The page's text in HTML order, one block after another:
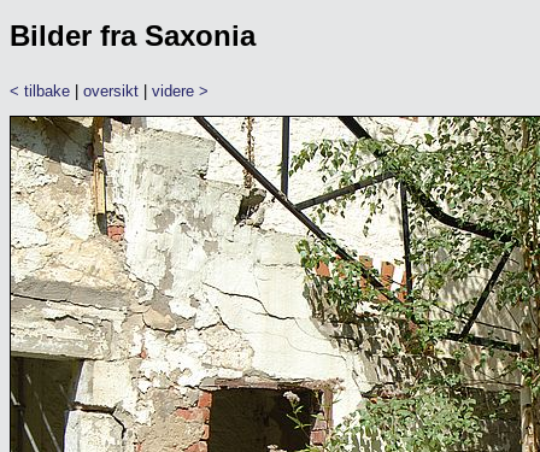
Bilder fra Saxonia
< tilbake oversikt videre >